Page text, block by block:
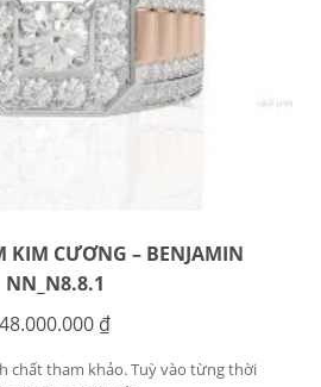
KIM CƯƠNG – BENJAMIN
NN_N8.8.1
48.000.000 ₫
chất tham khảo. Tuỳ vào từng thời